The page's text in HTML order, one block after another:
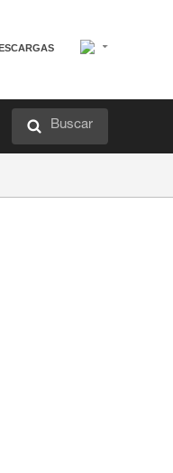
Buscar